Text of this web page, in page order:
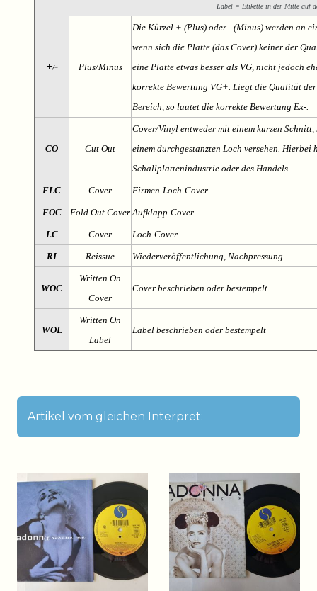
Label = Etikette in der Mitte auf
+/- Plus/Minus
Die Kürzel + (Plus) oder - (Minus) werden an
wenn sich die Platte (das Cover) keiner der
eine Platte etwas besser als VG, nicht jedoch
korrekte Bewertung VG+. Liegt die Qualität
Bereich, so lautet die korrekte Bewertung Ex-.
CO Cut Out
Cover/Vinyl entweder mit einem kurzen
einem durchgestanzten Loch versehen. Hierbei
Schallplattenindustrie oder des Handels.
FLC Cover Firmen-Loch-Cover
FOC Fold Out Cover Aufklapp-Cover
LC Cover Loch-Cover
RI Reissue Wiederveröffentlichung, Nachpressung
WOC
Written On
Cover
Cover beschrieben oder bestempelt
WOL
Written On
Label
Label beschrieben oder bestempelt
Artikel vom gleichen Interpret: